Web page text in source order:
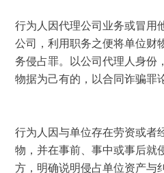
行为人因代理公司业务或冒用
公司，利用职务之便将单位财
务侵占罪。以公司代理人身份
物据为己有的，以合同诈骗罪
行为人因与单位存在劳资或者
物，并在事前、事中或事后就
方，明确说明侵占单位资产与